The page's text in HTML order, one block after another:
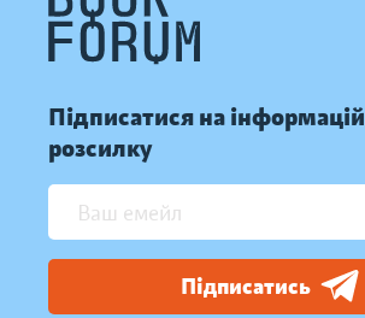
Підписатися на
розсилку
Підписатись